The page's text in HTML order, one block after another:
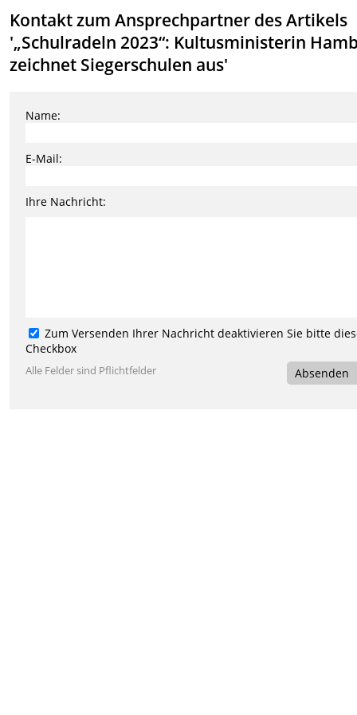
Kontakt zum Ansprechpartner des Artikels
'„Schulradeln 2023“: Kultusministerin
zeichnet Siegerschulen aus'
Name:
E-Mail:
Ihre Nachricht:
Zum Versenden Ihrer Nachricht deaktivieren Sie bitte
Checkbox
Alle Felder sind Pflichtfelder Absenden